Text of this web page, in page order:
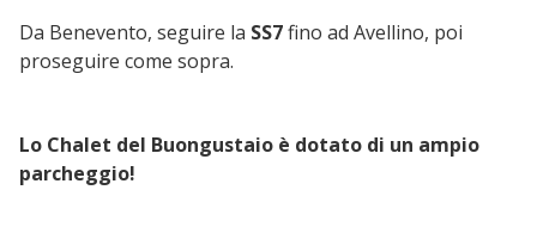
Da Benevento, seguire la SS7fino ad Avellino, poi
proseguire come sopra.
Lo Chalet del Buongustaio è dotato di un ampio
parcheggio!